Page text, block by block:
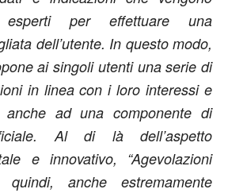
per effettuare una
dell’utente. In questo modo,
ai singoli utenti una serie di
in linea con i loro interessi e
anche ad una componente di
Al di là dell’aspetto
e innovativo, “Agevolazioni
quindi, anche estremamente